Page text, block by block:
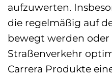
aufzuwerten.
die regelmäßig auf
bewegt werden oder
Straßenverkehr
Carrera Produkte